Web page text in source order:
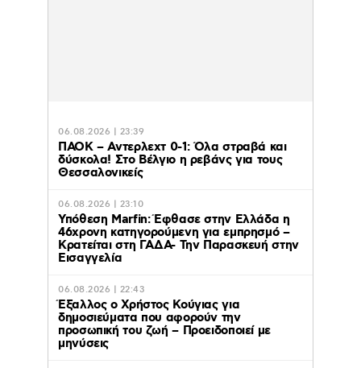
06.08.2026 | 23:39
ΠΑΟΚ – Αντερλεχτ 0-1: Όλα στραβά και
δύσκολα! Στο Βέλγιο η ρεβάνς για τους
Θεσσαλονικείς
06.08.2026 | 23:10
Υπόθεση Marfin: Έφθασε στην Ελλάδα η
46χρονη κατηγορούμενη για εμπρησμό –
Κρατείται στη ΓΑΔΑ- Την Παρασκευή στην
Εισαγγελία
06.08.2026 | 22:43
Έξαλλος ο Χρήστος Κούγιας για
δημοσιεύματα που αφορούν την
προσωπική του ζωή – Προειδοποιεί με
μηνύσεις